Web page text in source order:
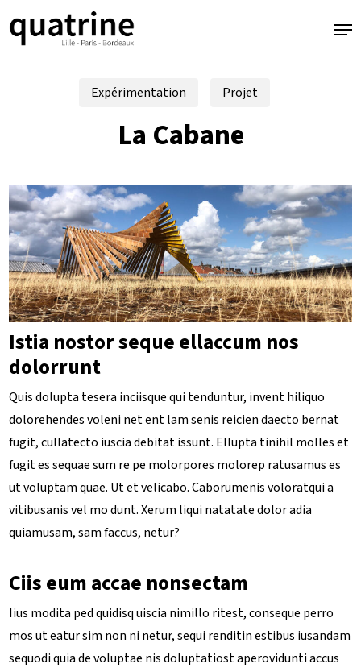
to
Expérimentation Projet
La Cabane
Istia nostor seque ellaccum nos
dolorrunt
Quis dolupta tesera inciisque qui tenduntur, invent hiliquo
dolorehendes voleni net ent lam senis reicien daecto bernat
fugit, cullatecto iuscia debitat issunt. Ellupta tinihil molles et
fugit es sequae sum re pe molorpores molorep ratusamus es
ut voluptam quae. Ut et velicabo. Caborumenis voloratqui a
vitibusanis vel mo dunt. Xerum liqui natatate dolor adia
quiamusam, sam faccus, netur?
Ciis eum accae nonsectam
Iius modita ped quidisq uiscia nimillo ritest, conseque perro
mos ut eatur sim non ni netur, sequi renditin estibus iusandam
sequodi quia de voluptae nis doluptatiost aperovidunti accus